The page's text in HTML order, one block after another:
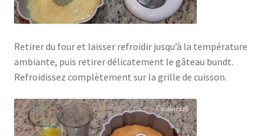
Retirer du four et laisser refroidir jusqu’à la température
ambiante, puis retirer délicatement le gâteau bundt.
Refroidissez complètement sur la grille de cuisson.